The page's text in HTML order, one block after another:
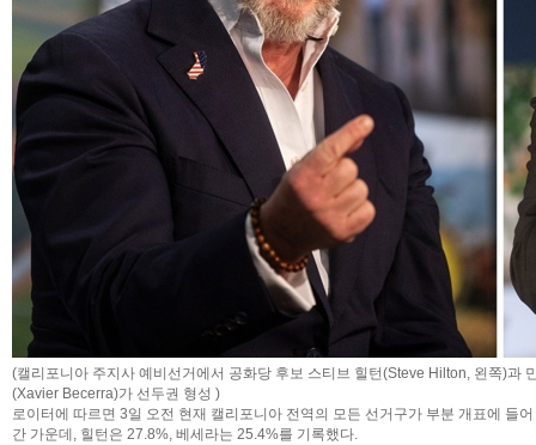
(캘리포니아 주지사 예비선거에서 공화당 후보 스티브 힐턴(Steve Hilton, 왼쪽)과
(Xavier Becerra)가 선두권 형성 )
로이터에 따르면 3일 오전 현재 캘리포니아 전역의 모든 선거구가 부분 개표에 들어
간 가운데, 힐턴은 27.8%, 베세라는 25.4%를 기록했다.